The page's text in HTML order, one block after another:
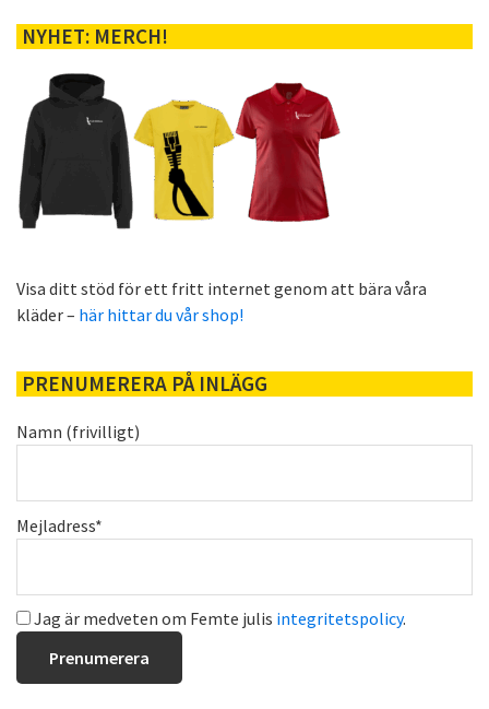
NYHET: MERCH!
Visa ditt stöd för ett fritt internet genom att bära våra
kläder – här hittar du vår shop!
PRENUMERERA PÅ INLÄGG
Namn (frivilligt)
Mejladress*
Jag är medveten om Femte julis integritetspolicy.